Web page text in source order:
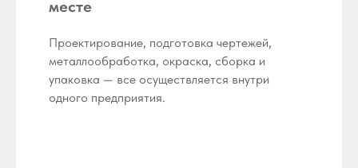
месте
Проектирование, подготовка чертежей,
металлообработка, окраска, сборка и
упаковка — все осуществляется внутри
одного предприятия.